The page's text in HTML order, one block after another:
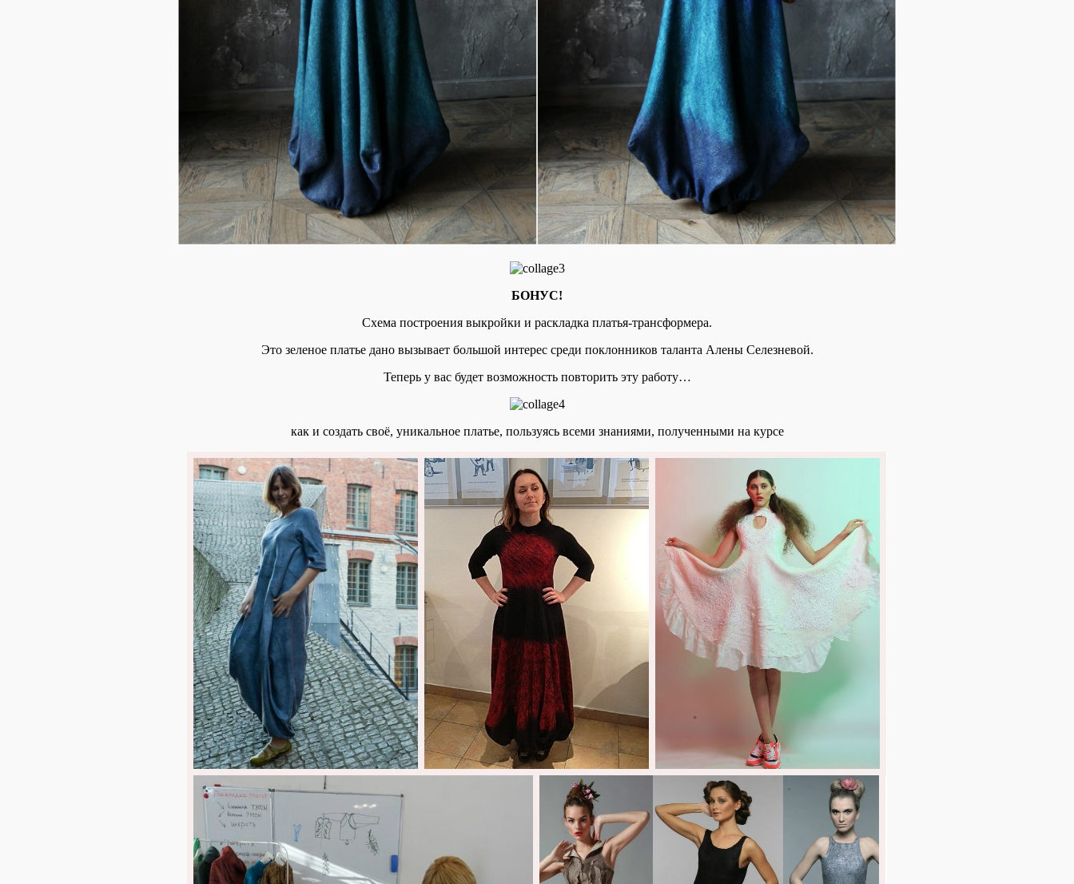
БОНУС!
Схема построения выкройки и раскладка платья-трансформера.
Это зеленое платье дано вызывает большой интерес среди поклонников таланта Алены Селезневой.
Теперь у вас будет возможность повторить эту работу…
как и создать своё, уникальное платье, пользуясь всеми знаниями, полученными на курсе